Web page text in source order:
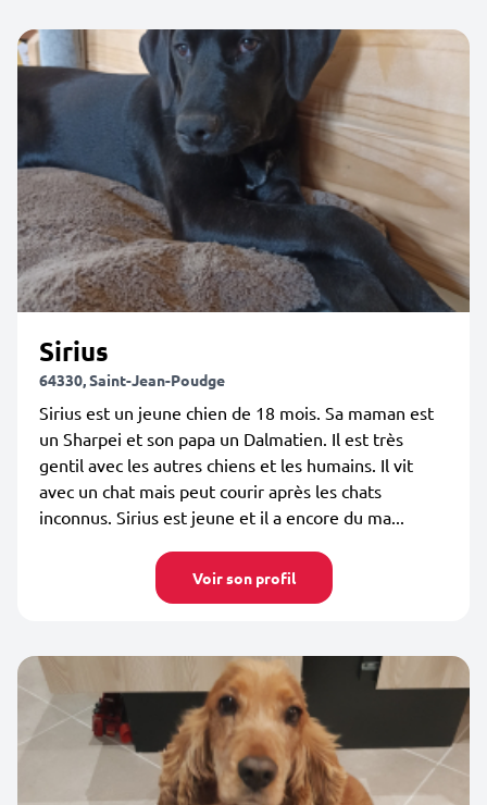
Sirius
64330, Saint-Jean-Poudge
Sirius est un jeune chien de 18 mois. Sa maman est
un Sharpei et son papa un Dalmatien. Il est très
gentil avec les autres chiens et les humains. Il vit
avec un chat mais peut courir après les chats
inconnus. Sirius est jeune et il a encore du ma...
Voir son profil